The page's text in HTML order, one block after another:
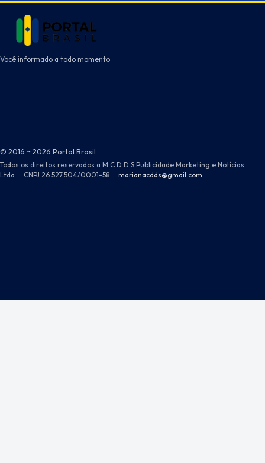
Você informado a todo momento
© 2016 ~ 2026 Portal Brasil
Todos os direitos reservados a M.C.D.D.S Publicidade Marketing e Notícias
Ltda · CNPJ 26.527.504/0001-58 · marianacdds@gmail.com